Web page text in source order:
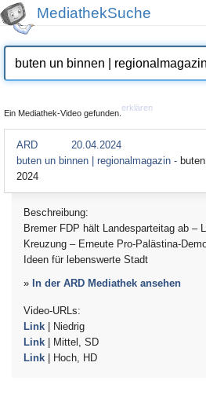
MediathekSuche
Ein Mediathek-Video gefunden.
erklären
ARD
20.04.2024
buten un binnen | regionalmagazin -
2024
Beschreibung:
Bremer FDP hält Landesparteitag ab –
Kreuzung – Erneute Pro-Palästina-
Ideen für lebenswerte Stadt
» In der ARD Mediathek ansehen
Video-URLs:
Link | Niedrig
Link | Mittel, SD
Link | Hoch, HD